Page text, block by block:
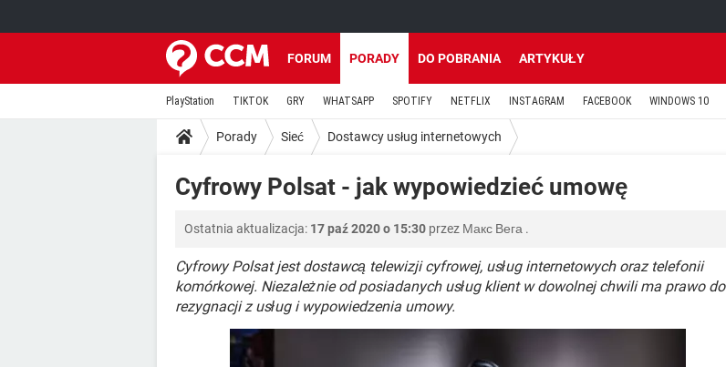
FORUM PORADY DO POBRANIA ARTYKUŁY
PlayStation TIKTOK GRY WHATSAPP SPOTIFY NETFLIX INSTAGRAM FACEBOOK WINDOWS 10
Porady Sieć Dostawcy usług internetowych
Cyfrowy Polsat - jak wypowiedzieć umowę
Ostatnia aktualizacja: 17 paź 2020 o 15:30 przez Макс Вега .
Cyfrowy Polsat jest dostawcą telewizji cyfrowej, usług internetowych oraz telefonii
komórkowej. Niezależnie od posiadanych usług klient w dowolnej chwili ma prawo do
rezygnacji z usług i wypowiedzenia umowy.